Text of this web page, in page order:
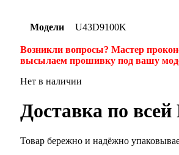
Модели U43D9100K
Возникли вопросы? Мастер
высылаем прошивку под вашу
Нет в наличии
Доставка по всей
Товар бережно и надёжно